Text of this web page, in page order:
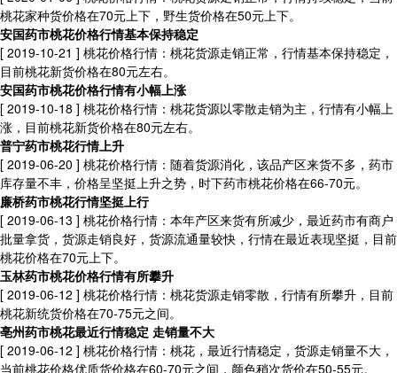
桃花家种货价格在70元上下，野生货价格在50元上下。
安国药市桃花价格行情基本保持稳定
[ 2019-10-21 ] 桃花价格行情：桃花货源走销正常，行情基本保持稳定，
目前桃花新货价格在80元左右。
安国药市桃花价格行情有小幅上涨
[ 2019-10-18 ] 桃花价格行情：桃花货源以零散走销为主，行情有小幅上
涨，目前桃花新货价格在80元左右。
普宁药市桃花行情上升
[ 2019-06-20 ] 桃花价格行情：随着货源消化，该品产区来货不多，药市
库存量不丰，价格呈坚挺上升之势，时下药市桃花价格在66-70元。
廉桥药市桃花行情坚挺上行
[ 2019-06-13 ] 桃花价格行情：本年产区来货有所减少，最近药市有商户
批量拿货，货源走销良好，货源流通量较快，行情在最近表现坚挺，目前
桃花价格在70元上下。
玉林药市桃花价格行情有所攀升
[ 2019-06-12 ] 桃花价格行情：桃花货源走销零散，行情有所攀升，目前
桃花新统货价格在70-75元之间。
亳州药市桃花最近行情稳定 走销量不大
[ 2019-06-12 ] 桃花价格行情：桃花，最近行情稳定，货源走销量不大，
当前桃花价格优质货价格在60-70元之间，颜色稍次货价在50-55元。